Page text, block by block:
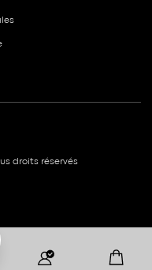
droits réservés